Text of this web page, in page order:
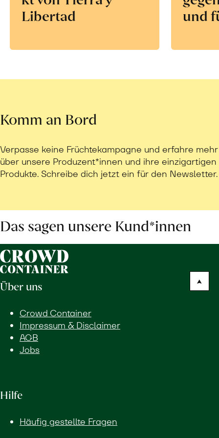
Libertad
und
Komm an Bord
Verpasse keine Früchtekampagne und erfahre mehr
über unsere Produzent*innen und ihre einzigartigen
Produkte. Schreibe dich jetzt ein für den Newsletter.
Das sagen unsere Kund*innen
Über uns
Crowd Container
Impressum & Disclaimer
AGB
Jobs
Hilfe
Häufig gestellte Fragen